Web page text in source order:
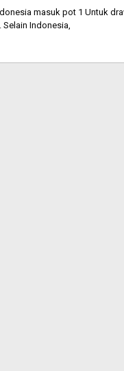
masuk pot 1 Untuk
Indonesia,